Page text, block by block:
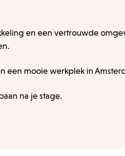
en een vertrouwde
een mooie werkplek in
na je stage.